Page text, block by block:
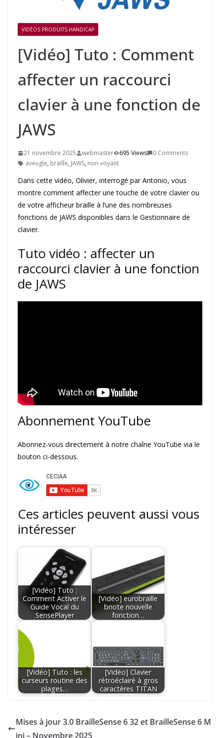
VIDÉOS PRODUITS HANDICAP
[Vidéo] Tuto : Comment
affecter un raccourci
clavier à une fonction de
JAWS
21 novembre 2025 webmaster 695 Views
0 Comments
aveugle, braille, JAWS, non-voyant
Dans cette vidéo, Olivier, interrogé par Antonio, vous
montre comment affecter une touche de votre clavier ou
de votre afficheur braille à l’une des nombreuses
fonctions de JAWS disponibles dans le Gestionnaire de
clavier.
Tuto vidéo : affecter un
raccourci clavier à une fonction
de JAWS
Abonnement YouTube
Abonnez-vous directement à notre chaîne YouTube via le
bouton ci-dessous.
Ces articles peuvent aussi vous
intéresser
[Vidéo] Tuto :
Comment Activer le
Guide Vocal du
SensePlayer
[Vidéo] eurobraille
bnote nouvelle
fonction…
[Vidéo] Tuto : les
curseurs routine des
plages…
[Vidéo] Clavier
rétroéclairé à gros
caractères TITAN
Mises à jour 3.0 BrailleSense 6 32 et BrailleSense 6 M
ini – Novembre 2025